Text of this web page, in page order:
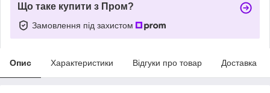
Що таке купити з Пром?
Замовлення під захистом
Опис Характеристики Відгуки про товар Доставка